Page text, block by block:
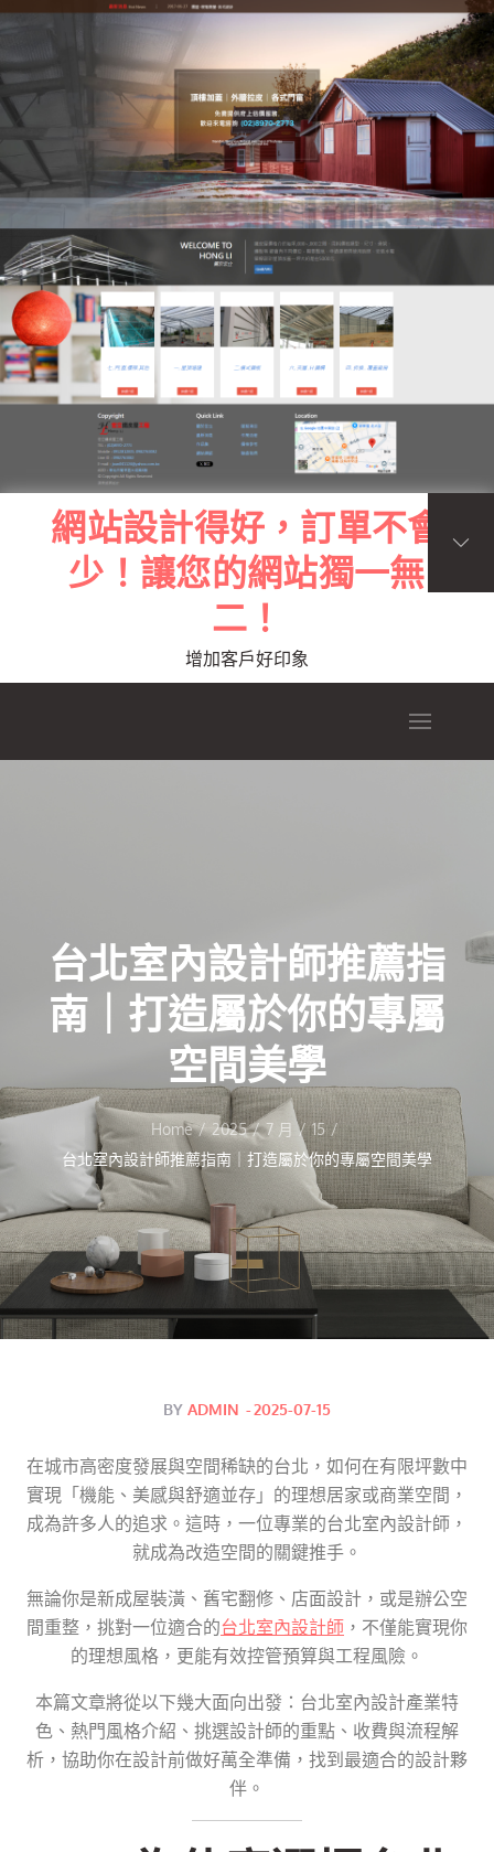
Skip
to
content
網站設計得好，訂單不會
少！讓您的網站獨一無
二！
增加客戶好印象
台北室內設計師推薦指
南｜打造屬於你的專屬
空間美學
Home 2025 7 月
15
台北室內設計師推薦指南｜打造屬於你的專屬空間美學
BY ADMIN Posted
2025-07-15
在城市高密度發展與空間稀缺的台北，如何在有限坪數中
實現「機能、美感與舒適並存」的理想居家或商業空間，
成為許多人的追求。這時，一位專業的台北室內設計師，
就成為改造空間的關鍵推手。
無論你是新成屋裝潢、舊宅翻修、店面設計，或是辦公空
間重整，挑對一位適合的台北室內設計師 ，不僅能實現你
的理想風格，更能有效控管預算與工程風險。
本篇文章將從以下幾大面向出發：台北室內設計產業特
色、熱門風格介紹、挑選設計師的重點、收費與流程解
析，協助你在設計前做好萬全準備，找到最適合的設計夥
伴。